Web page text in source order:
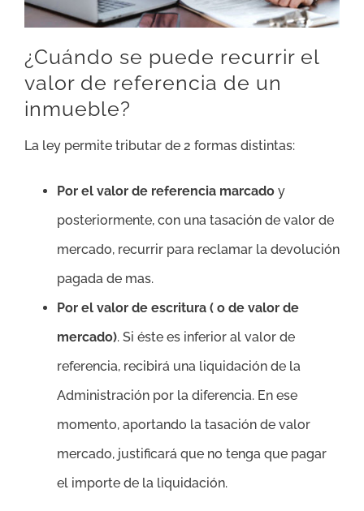
¿Cuándo se puede recurrir el
valor de referencia de un
inmueble?
La ley permite tributar de 2 formas distintas:
Por el valor de referencia marcado y
posteriormente, con una tasación de valor de
mercado, recurrir para reclamar la devolución
pagada de mas.
Por el valor de escritura ( o de valor de
mercado). Si éste es inferior al valor de
referencia, recibirá una liquidación de la
Administración por la diferencia. En ese
momento, aportando la tasación de valor
mercado, justificará que no tenga que pagar
el importe de la liquidación.